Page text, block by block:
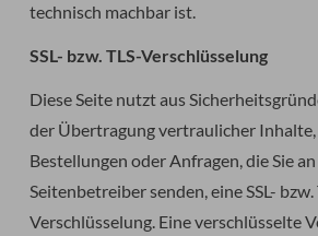
technisch machbar ist.
SSL- bzw. TLS-Verschlüsselung
Diese Seite nutzt aus
der Übertragung vertraulicher Inhalte,
Bestellungen oder Anfragen, die Sie
Seitenbetreiber senden, eine SSL- bzw.
Verschlüsselung. Eine verschlüsselte